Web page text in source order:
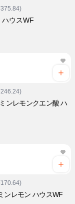
ハウスWF
ンレモンクエン酸 ハ
ンレモン ハウスWF